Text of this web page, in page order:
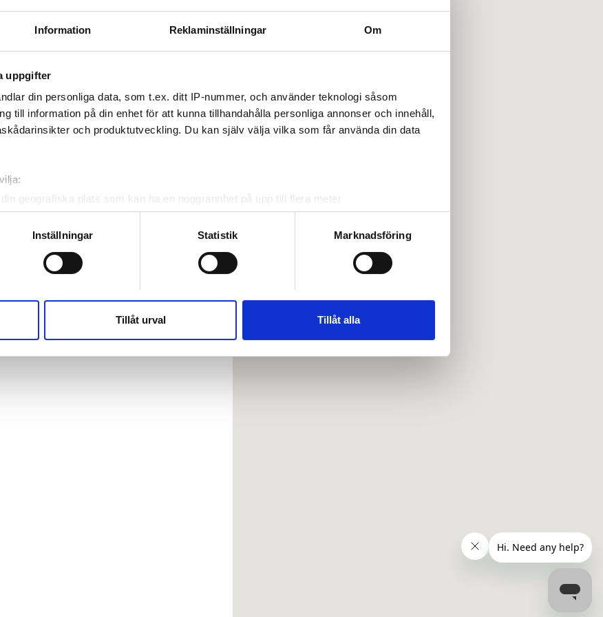
Information Reklaminställningar Om
uppgifter
din personliga data, som t.ex. ditt IP-nummer, och använder teknologi såsom
till information på din enhet för att kunna tillhandahålla personliga annonser och innehåll,
och produktutveckling. Du kan själv välja vilka som får använda din data
geografiska plats som kan ha en noggrannhet på upp till flera meter
att aktivt skanna den för specifika kännetecken (fingeravtryck)
uppgifter behandlas och ställ in dina preferenser i
detaljsektionen. Du kan ändra
som helst från cookie-förklaringen.
trafik. Vi vidarebefordrar även sådana identifierare och annan information från din enhet
och analysföretag som vi samarbetar med. Dessa kan i sin tur kombinera informationen
Inställningar Statistik Marknadsföring
Tillåt urval Tillåt alla
Reservera